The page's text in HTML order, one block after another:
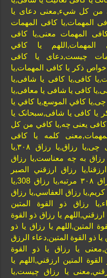
من كل شيء,معنی دعای یا
المهمات,یا کافی المهمات
المهمات معنی,یا کافی
يا كافي
چیست,دعای یا کافی
ذکر یا کافی المهمات,یا
کافی,یا کافی یا شافی,یا
کافی یا شافی یا معافی,یا
كافي الموسع,يا كافي يا
یا کافی یا شافی,سبحانک یا
کافی یعنی چه,يا كافي من كل
کلمه یا کافی
المهمات,یا کافی المهمات یعنی چی,یا رزاق,یا رزاق ۳۰۸,يا
رزاق به چه معناست,يا رزاق
رزاق ارزقني الصبر
دوم,يا رزاق Meaning,ذکر یا رزاق ۳۰۸ مرتبه,يا رزاق 308,يا
كريم,يا رزاق العفاسي,يا رزاق
رزاق ذو القوة المتين
ارزقني,اللهم يا رزاق ذو القوة
المتين,اللهم يا رزاق يا ذو
يا ذو القوة المتين,دعاء الرزق
يا رزاق يا ذو القوة
المتين ارزقني,اللهم يا
یا رزاق چیست,يا